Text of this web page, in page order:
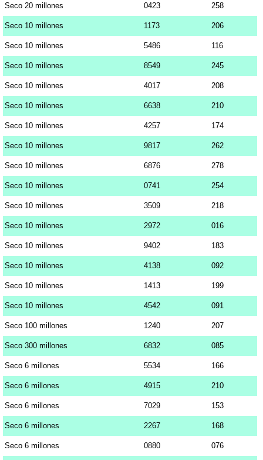
Seco 20 millones 0423 258
Seco 10 millones 1173 206
Seco 10 millones 5486 116
Seco 10 millones 8549 245
Seco 10 millones 4017 208
Seco 10 millones 6638 210
Seco 10 millones 4257 174
Seco 10 millones 9817 262
Seco 10 millones 6876 278
Seco 10 millones 0741 254
Seco 10 millones 3509 218
Seco 10 millones 2972 016
Seco 10 millones 9402 183
Seco 10 millones 4138 092
Seco 10 millones 1413 199
Seco 10 millones 4542 091
Seco 100 millones 1240 207
Seco 300 millones 6832 085
Seco 6 millones 5534 166
Seco 6 millones 4915 210
Seco 6 millones 7029 153
Seco 6 millones 2267 168
Seco 6 millones 0880 076